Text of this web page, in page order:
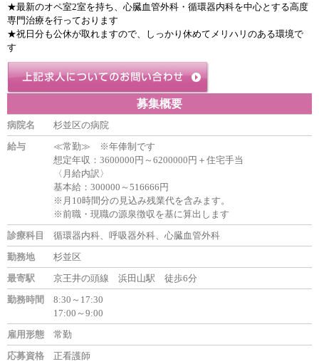
★最新のオペ室2室を持ち、心臓血管外科・循環器内科を中心とする高度
専門治療を行っております
★祝日分も公休が取れますので、しっかり休めてメリハリのある環境で
す
募集概要
病院名
杉並区の病院
給与
≪常勤≫ ※年俸制です
想定年収：3600000円～6200000円＋住宅手当
〈月給内訳〉
基本給：300000～516666円
※月10時間分の見込み残業代を含みます。
※前職・現職の源泉徴収を基に算出します
診療科目
循環器内科、呼吸器外科、心臓血管外科
勤務地
杉並区
最寄駅
京王井の頭線 浜田山駅 徒歩6分
勤務時間
8:30～17:30
17:00～9:00
雇用形態
常勤
応募資格
正看護師